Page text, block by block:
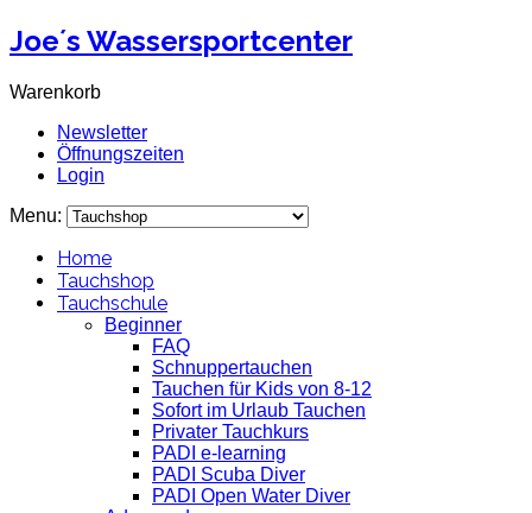
Joe´s Wassersportcenter
Warenkorb
Newsletter
Öffnungszeiten
Login
Menu:
Home
Tauchshop
Tauchschule
Beginner
FAQ
Schnuppertauchen
Tauchen für Kids von 8-12
Sofort im Urlaub Tauchen
Privater Tauchkurs
PADI e-learning
PADI Scuba Diver
PADI Open Water Diver